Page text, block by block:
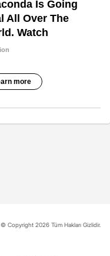
© Copyright 2026 Tüm Hakları Gizlidir.